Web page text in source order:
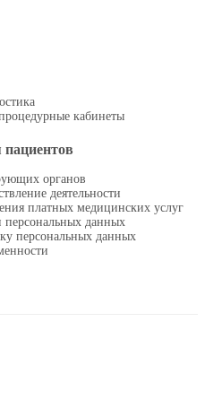
кабинеты
органов
деятельности
платных медицинских услуг
персональных данных
персональных данных